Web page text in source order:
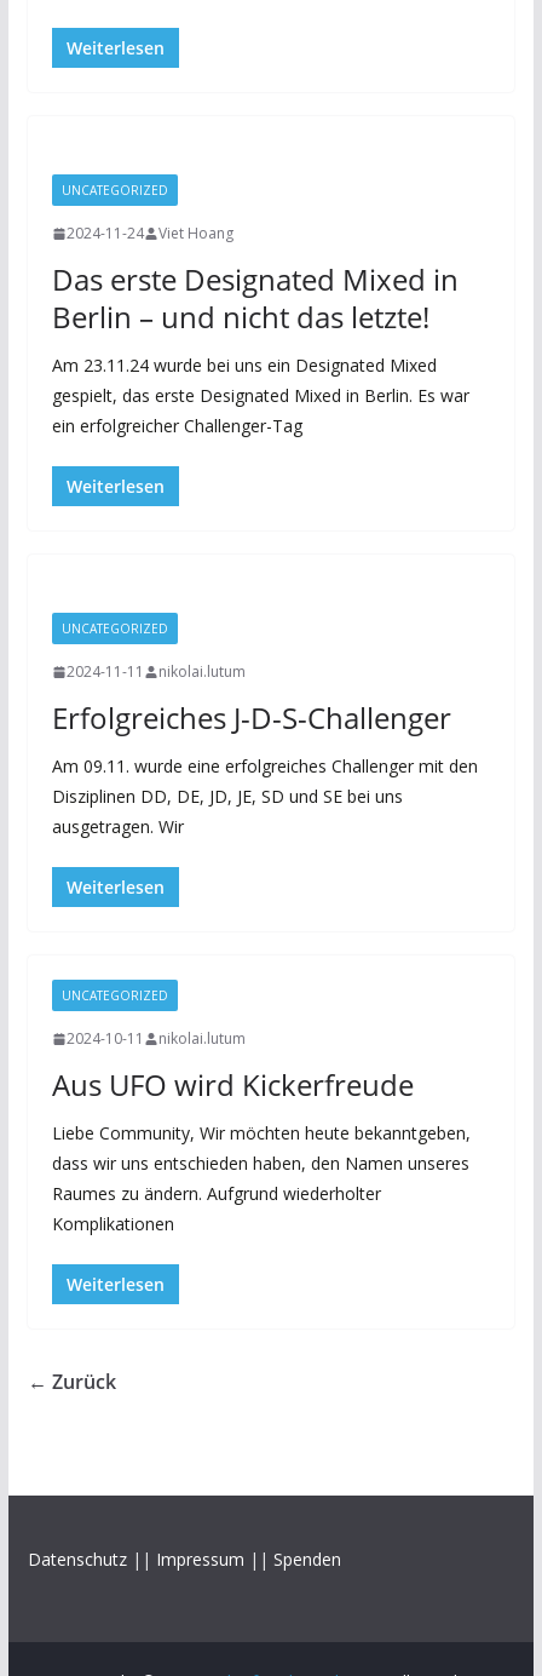
Weiterlesen
UNCATEGORIZED
2024-11-24 Viet Hoang
Das erste Designated Mixed in
Berlin – und nicht das letzte!
Am 23.11.24 wurde bei uns ein Designated Mixed
gespielt, das erste Designated Mixed in Berlin. Es war
ein erfolgreicher Challenger-Tag
Weiterlesen
UNCATEGORIZED
2024-11-11 nikolai.lutum
Erfolgreiches J-D-S-Challenger
Am 09.11. wurde eine erfolgreiches Challenger mit den
Disziplinen DD, DE, JD, JE, SD und SE bei uns
ausgetragen. Wir
Weiterlesen
UNCATEGORIZED
2024-10-11 nikolai.lutum
Aus UFO wird Kickerfreude
Liebe Community, Wir möchten heute bekanntgeben,
dass wir uns entschieden haben, den Namen unseres
Raumes zu ändern. Aufgrund wiederholter
Komplikationen
Weiterlesen
← Zurück
Datenschutz|| Impressum || Spenden